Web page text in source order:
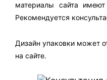
материалы сайта
Рекомендуется
Дизайн упаковки может
на сайте.